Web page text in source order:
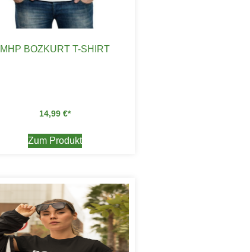
MHP BOZKURT T-SHIRT
14,99 €
Zum Produkt